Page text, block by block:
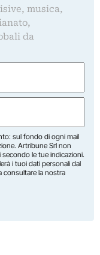
musica,
da
sul fondo di ogni mail
Artribune Srl non
le tue indicazioni.
i tuoi dati personali dal
consultare la nostra